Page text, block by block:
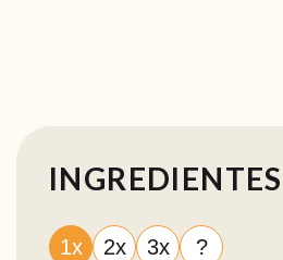
INGREDIENTES
1x 2x 3x ?